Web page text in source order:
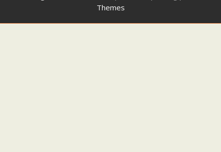
Themes